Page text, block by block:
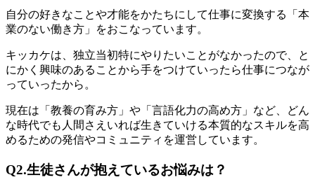
自分の好きなことや才能をかたちにして仕事に変換する「 本
業のない働き方 」をおこなっています。
キッカケは、独立当初特にやりたいことがなかったので、と
にかく興味のあることから手をつけていったら仕事につなが
っていったから。
現在は「教養の育み方」や「言語化力の高め方」など、
どん
な時代でも人間さえいれば生きていける本質的なスキルを高
めるための発信やコミュニティを運営しています。
Q2.生徒さんが抱えているお悩みは？